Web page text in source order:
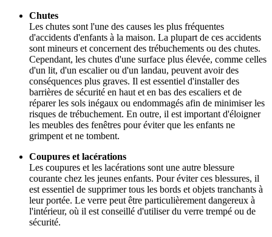
Chutes
Les chutes sont l'une des causes les plus fréquentes
d'accidents d'enfants à la maison. La plupart de ces accidents
sont mineurs et concernent des trébuchements ou des chutes.
Cependant, les chutes d'une surface plus élevée, comme celles
d'un lit, d'un escalier ou d'un landau, peuvent avoir des
conséquences plus graves. Il est essentiel d'installer des
barrières de sécurité en haut et en bas des escaliers et de
réparer les sols inégaux ou endommagés afin de minimiser les
risques de trébuchement. En outre, il est important d'éloigner
les meubles des fenêtres pour éviter que les enfants ne
grimpent et ne tombent.
Coupures et lacérations
Les coupures et les lacérations sont une autre blessure
courante chez les jeunes enfants. Pour éviter ces blessures, il
est essentiel de supprimer tous les bords et objets tranchants à
leur portée. Le verre peut être particulièrement dangereux à
l'intérieur, où il est conseillé d'utiliser du verre trempé ou de
sécurité.